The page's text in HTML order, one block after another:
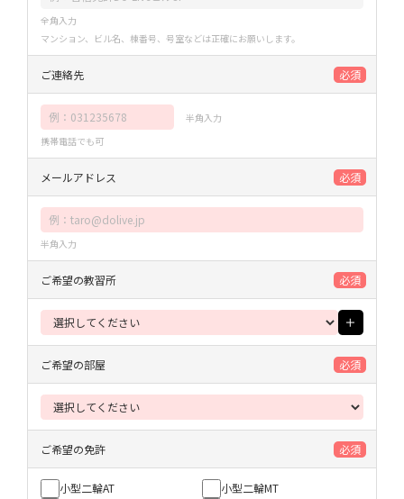
全角入力
マンション、ビル名、棟番号、号室などは正確にお願いします。
必須
ご連絡先
半角入力
携帯電話でも可
必須
メールアドレス
半角入力
必須
ご希望の教習所
必須
ご希望の部屋
必須
ご希望の免許
小型二輪AT 小型二輪MT